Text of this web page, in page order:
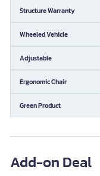
Structure Warranty
Wheeled Vehicle
Adjustable
Ergonomic Chair
Green Product
Add-on Deal